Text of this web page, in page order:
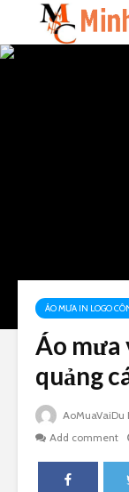
ÁO MƯA IN LOGO
Áo mưa
quảng
AoMuaVaiDu
Add comment